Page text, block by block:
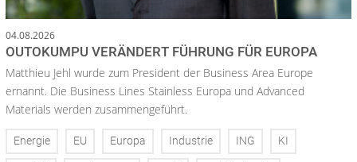
04.08.2026
OUTOKUMPU VERÄNDERT FÜHRUNG FÜR EUROPA
Matthieu Jehl wurde zum President der Business Area Europe
ernannt. Die Business Lines Stainless Europa und Advanced
Materials werden zusammengeführt.
Energie EU Europa Industrie ING KI